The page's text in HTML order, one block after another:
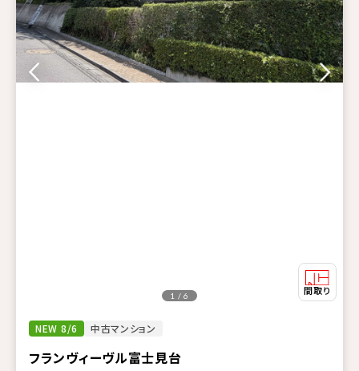
NEW 8/6 中古マンション
フランヴィーヴル富士見台
1 / 6